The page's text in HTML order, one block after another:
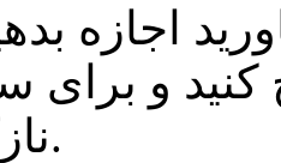
اجازه
کنید و
نازک برش دهید.